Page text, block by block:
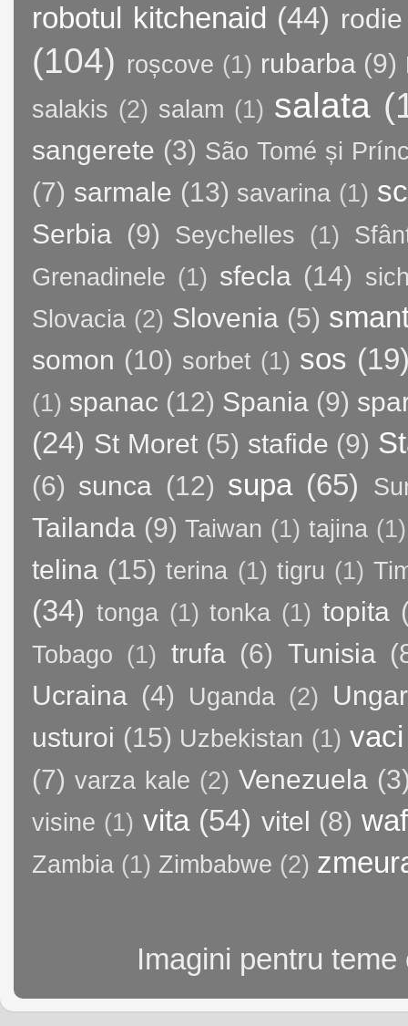
robotul kitchenaid (44) rodie
(104) roșcove (1) rubarba (9)
salakis (2) salam (1) salata
sangerete (3) São Tomé și
(7) sarmale (13) savarina (1)
Serbia (9) Seychelles (1)
Grenadinele (1) sfecla (14)
Slovacia (2) Slovenia (5)
somon (10) sorbet (1) sos
(1) spanac (12) Spania (9)
(24) St Moret (5) stafide (9)
(6) sunca (12) supa (65)
Tailanda (9) Taiwan (1) tajina (1)
telina (15) terina (1) tigru (1)
(34) tonga (1) tonka (1) topita
Tobago (1) trufa (6) Tunisia
Ucraina (4) Uganda (2)
usturoi (15) Uzbekistan (1) vaci
(7) varza kale (2) Venezuela
visine (1) vita (54) vitel (8)
Zambia (1) Zimbabwe (2)
Imagini pentru